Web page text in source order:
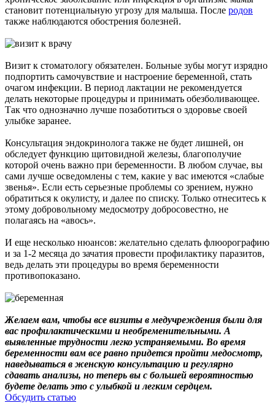
становит потенциальную угрозу для малыша. После родов
также наблюдаются обострения болезней.
Визит к стоматологу обязателен. Больные зубы могут изрядно
подпортить самочувствие и настроение беременной, стать
очагом инфекции. В период лактации не рекомендуется
делать некоторые процедуры и принимать обезболивающее.
Так что однозначно лучше позаботиться о здоровье своей
улыбке заранее.
Консультация эндокринолога также не будет лишней, он
обследует функцию щитовидной железы, благополучие
которой очень важно при беременности. В любом случае, вы
сами лучше осведомлены с тем, какие у вас имеются «слабые
звенья». Если есть серьезные проблемы со зрением, нужно
обратиться к окулисту, и далее по списку. Только отнеситесь к
этому добровольному медосмотру добросовестно, не
полагаясь на «авось».
И еще несколько нюансов: желательно сделать флюорографию
и за 1-2 месяца до зачатия провести профилактику паразитов,
ведь делать эти процедуры во время беременности
противопоказано.
Желаем вам, чтобы все визиты в медучреждения были для
вас профилактическими и необременительными. А
выявленные трудности легко устраняемыми. Во время
беременности вам все равно придется пройти медосмотр,
наведываться в женскую консультацию и регулярно
сдавать анализы, но теперь вы с большей вероятностью
будете делать это с улыбкой и легким сердцем.
Обсудить статью